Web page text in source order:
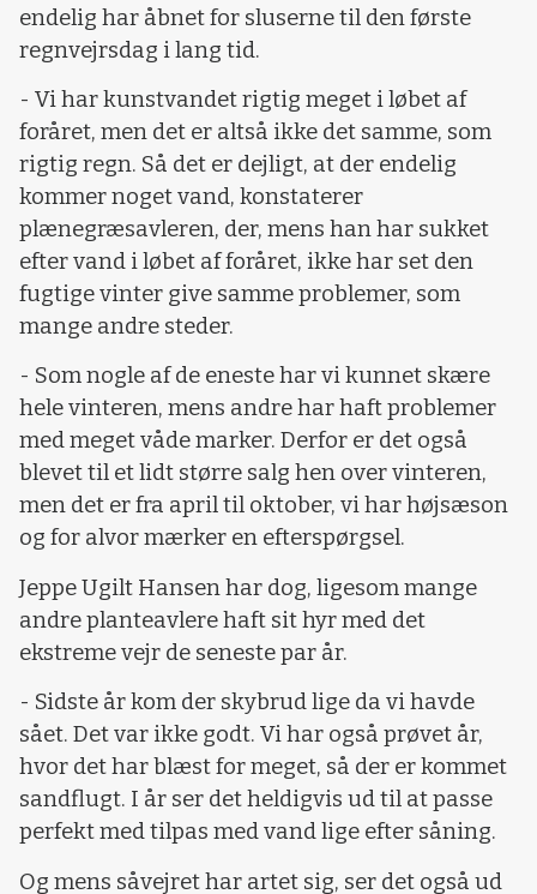
endelig har åbnet for sluserne til den første
regnvejrsdag i lang tid.
- Vi har kunstvandet rigtig meget i løbet af
foråret, men det er altså ikke det samme, som
rigtig regn. Så det er dejligt, at der endelig
kommer noget vand, konstaterer
plænegræsavleren, der, mens han har sukket
efter vand i løbet af foråret, ikke har set den
fugtige vinter give samme problemer, som
mange andre steder.
- Som nogle af de eneste har vi kunnet skære
hele vinteren, mens andre har haft problemer
med meget våde marker. Derfor er det også
blevet til et lidt større salg hen over vinteren,
men det er fra april til oktober, vi har højsæson
og for alvor mærker en efterspørgsel.
Jeppe Ugilt Hansen har dog, ligesom mange
andre planteavlere haft sit hyr med det
ekstreme vejr de seneste par år.
- Sidste år kom der skybrud lige da vi havde
sået. Det var ikke godt. Vi har også prøvet år,
hvor det har blæst for meget, så der er kommet
sandflugt. I år ser det heldigvis ud til at passe
perfekt med tilpas med vand lige efter såning.
Og mens såvejret har artet sig, ser det også ud